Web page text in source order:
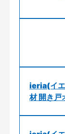
ieria(イエ
材 開き戸